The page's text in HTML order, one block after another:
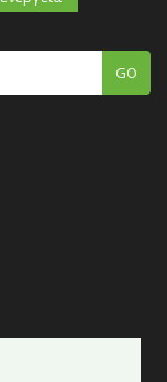
GO